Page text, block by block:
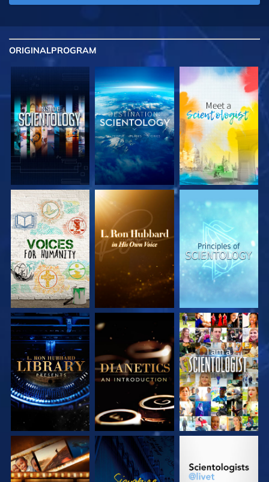
ORIGINALPROGRAM
UTFORSKA
SERIEN
UTFORSKA
SERIEN
UTFORSKA
SERIEN
UTFORSKA
SERIEN
UTFORSKA
SERIEN
TITTA
UTFORSKA
TITTA
UTFORSKA